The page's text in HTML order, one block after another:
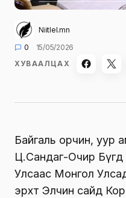
Niitlel.mn
0
15/05/2026
ХУВААЛЦАХ
Байгаль орчин, уур
Ц.Сандаг-Очир
Улсаас Монгол Улсад
эрхт Элчин сайд